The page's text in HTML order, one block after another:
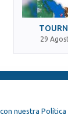
29
nuestra Política